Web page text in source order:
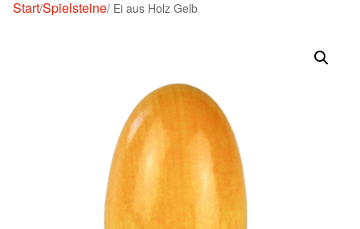
Start/Spielsteine/ Ei aus Holz Gelb